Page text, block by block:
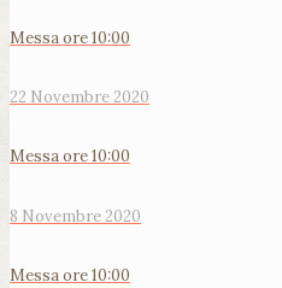
Messa ore 10:00
22 Novembre 2020
Messa ore 10:00
8 Novembre 2020
Messa ore 10:00